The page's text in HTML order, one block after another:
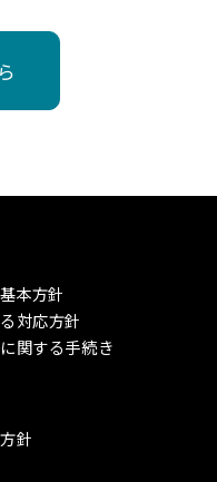
本方針
対応方針
関する手続き
針